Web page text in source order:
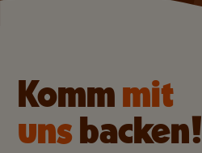
Kommmit
unsbacken!